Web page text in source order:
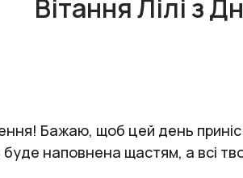
Вітання Лілі з
Бажаю, щоб цей день приніс
наповнена щастям, а всі